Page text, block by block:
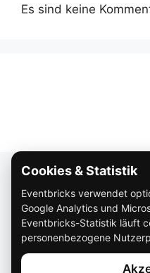
Es sind keine
Über Eventbricks
So funktioniert
Impressum
Datenschutz
Cookies & Statistik
Eventbricks verwendet
Google Analytics und
Eventbricks-Statistik läuft
personenbezogene